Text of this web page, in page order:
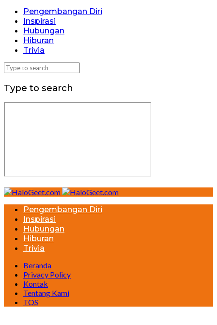
Pengembangan Diri
Inspirasi
Hubungan
Hiburan
Trivia
Type to search
Pengembangan Diri
Inspirasi
Hubungan
Hiburan
Trivia
Beranda
Privacy Policy
Kontak
Tentang Kami
TOS